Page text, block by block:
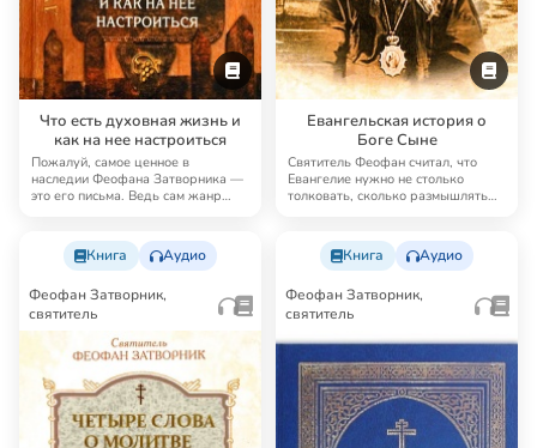
Что есть духовная жизнь и
как на нее настроиться
Пожалуй, самое ценное в
наследии Феофана Затворника —
это его письма. Ведь сам жанр
Евангельская история о
Боге Сыне
Святитель Феофан считал, что
Евангелие нужно не столько
толковать, сколько размышлять
Книга Аудио
Феофан Затворник,
святитель
Книга Аудио
Феофан Затворник,
святитель